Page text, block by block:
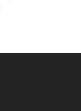
20) AC220